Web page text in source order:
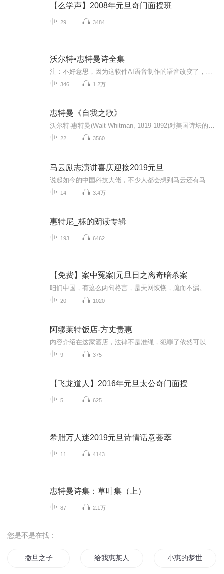
【么学声】2008年元旦奇门面授班
29 3484
沃尔特•惠特曼诗全集
346 1.2万
惠特曼《自我之歌》
22 3560
马云励志演讲喜庆迎接2019元旦
14 3.4万
惠特尼_栎的朗读专辑
193 6462
【免费】案中冤案|元旦日之离奇暗杀案
20 1020
阿缪莱特饭店-方丈贵惠
9 375
【飞龙道人】2016年元旦太公奇门面授
5 625
希腊万人迷2019元旦诗情话意荟萃
11 4143
惠特曼诗集：草叶集（上）
87 2.1万
您是不是在找：
撒旦之子 给我惠某人一个面子 小惠的梦世界